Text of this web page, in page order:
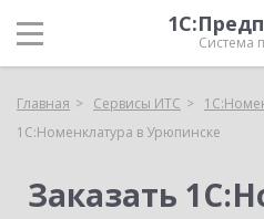
Система
Главная Сервисы ИТС
1С:Номенклатура в Урюпинске
Заказать